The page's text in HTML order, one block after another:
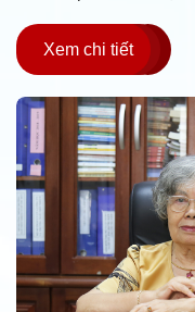
Xem chi tiết